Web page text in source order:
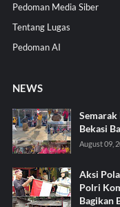
Pedoman Media Siber
Tentang Lugas
Pedoman AI
NEWS
Semarak
Bekasi
August 09,
Aksi
Polri
Bagikan